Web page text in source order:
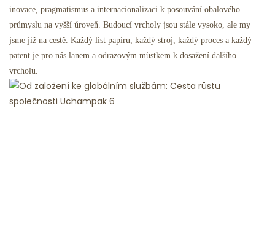
inovace, pragmatismus a internacionalizaci k posouvání obalového
průmyslu na vyšší úroveň. Budoucí vrcholy jsou stále vysoko, ale my
jsme již na cestě. Každý list papíru, každý stroj, každý proces a každý
patent je pro nás lanem a odrazovým můstkem k dosažení dalšího
vrcholu.